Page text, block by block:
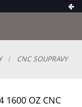
CNC SOUPRAVY
1600 OZ CNC